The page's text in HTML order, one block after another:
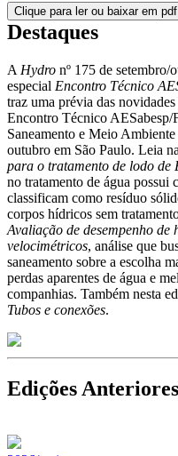
Clique para ler ou baixar em pdf
Destaques
A Hydro nº 175 de setembro/
especial Encontro Técnico
traz uma prévia das
Encontro Técnico AESabesp/
Saneamento e Meio
outubro em São Paulo. Leia na
para o tratamento de lodo de
no tratamento de água possui
classificam como resíduo
corpos hídricos sem
Avaliação de desempenho
velocimétricos, análise que
saneamento sobre a escolha
perdas aparentes de água e
companhias. Também nesta
Tubos e conexões.
Edições Anteriores